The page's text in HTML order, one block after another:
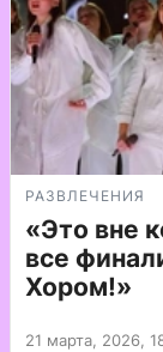
РАЗВЛЕЧЕНИЯ
«Это вне
все
Хором!»
21 марта, 2026,